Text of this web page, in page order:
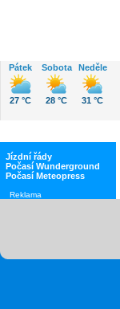
Pátek
27 °C
Sobota
28 °C
Neděle
31 °C
Jízdní řády
Počasí Wunderground
Počasí Meteopress
Reklama